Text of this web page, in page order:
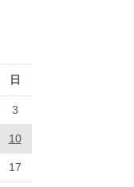
日
3
10
17